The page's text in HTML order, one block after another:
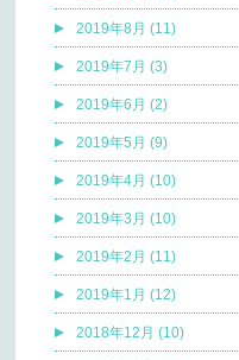
2019年8月 (11)
2019年7月 (3)
2019年6月 (2)
2019年5月 (9)
2019年4月 (10)
2019年3月 (10)
2019年2月 (11)
2019年1月 (12)
2018年12月 (10)